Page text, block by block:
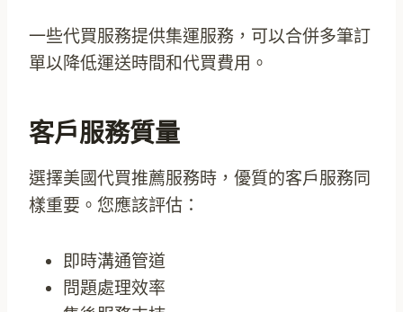
一些代買服務提供集運服務，可以合併多筆訂
單以降低運送時間和代買費用。
客戶服務質量
選擇美國代買推薦服務時，優質的客戶服務同
樣重要。您應該評估：
即時溝通管道
問題處理效率